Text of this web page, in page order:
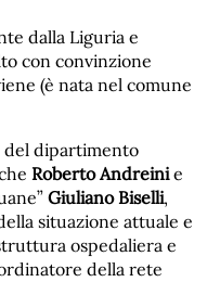
dalla Liguria e
con convinzione
(è nata nel comune
dipartimento
Roberto Andreinie
Giuliano Biselli,
situazione attuale e
ospedaliera e
della rete